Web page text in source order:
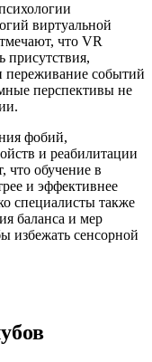
виртуальной
что VR
присутствия,
переживание событий
перспективы не
фобий,
и реабилитации
что обучение в
и эффективнее
специалисты также
баланса и мер
избежать сенсорной